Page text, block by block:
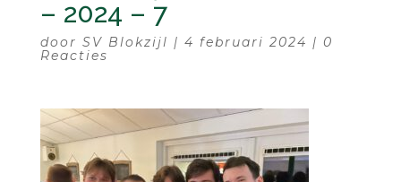
– 2024 – 7
door SV Blokzijl | 4 februari 2024 | 0
Reacties